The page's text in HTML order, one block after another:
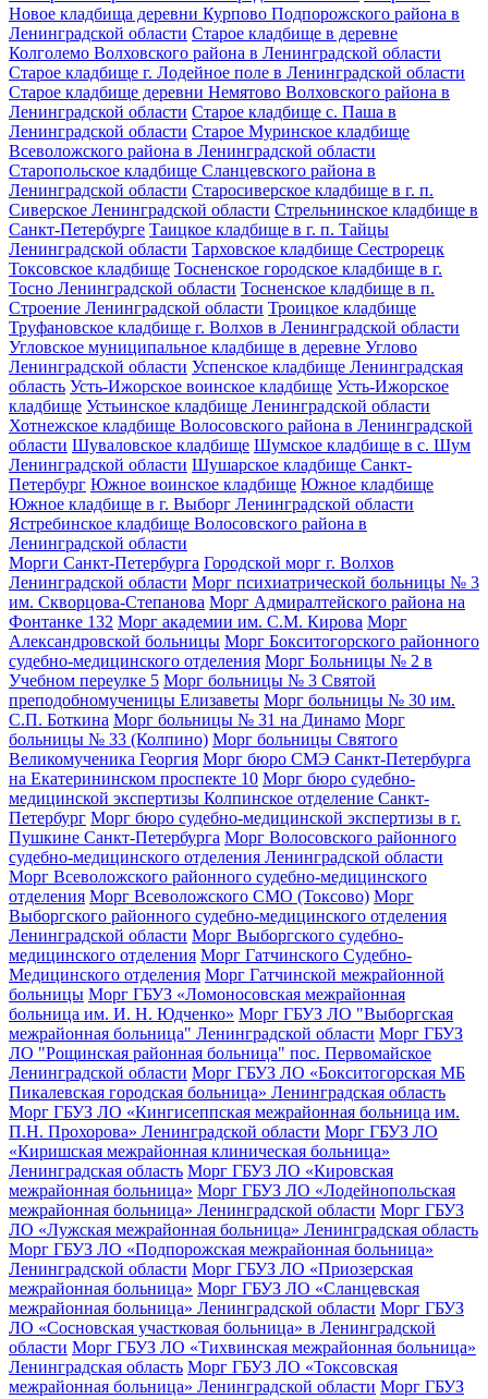
Новое кладбища деревни Курпово Подпорожского района в
Ленинградской области Старое кладбище в деревне
Колголемо Волховского района в Ленинградской области
Старое кладбище г. Лодейное поле в Ленинградской области
Старое кладбище деревни Немятово Волховского района в
Ленинградской области Старое кладбище с. Паша в
Ленинградской области Старое Муринское кладбище
Всеволожского района в Ленинградской области
Старопольское кладбище Сланцевского района в
Ленинградской области Старосиверское кладбище в г. п.
Сиверское Ленинградской области Стрельнинское кладбище в
Санкт-Петербурге Таицкое кладбище в г. п. Тайцы
Ленинградской области Тарховское кладбище Сестрорецк
Токсовское кладбище Тосненское городское кладбище в г.
Тосно Ленинградской области Тосненское кладбище в п.
Строение Ленинградской области Троицкое кладбище
Труфановское кладбище г. Волхов в Ленинградской области
Угловское муниципальное кладбище в деревне Углово
Ленинградской области Успенское кладбище Ленинградская
область Усть-Ижорское воинское кладбище Усть-Ижорское
кладбище Устьинское кладбище Ленинградской области
Хотнежское кладбище Волосовского района в Ленинградской
области Шуваловское кладбище Шумское кладбище в с. Шум
Ленинградской области Шушарское кладбище Санкт-
Петербург Южное воинское кладбище Южное кладбище
Южное кладбище в г. Выборг Ленинградской области
Ястребинское кладбище Волосовского района в
Ленинградской области
Морги Санкт-Петербурга Городской морг г. Волхов
Ленинградской области Морг психиатрической больницы № 3
им. Скворцова-Степанова Морг Адмиралтейского района на
Фонтанке 132 Морг академии им. С.М. Кирова Морг
Александровской больницы Морг Бокситогорского районного
судебно-медицинского отделения Морг Больницы № 2 в
Учебном переулке 5 Морг больницы № 3 Святой
преподобномученицы Елизаветы Морг больницы № 30 им.
С.П. Боткина Морг больницы № 31 на Динамо Морг
больницы № 33 (Колпино) Морг больницы Святого
Великомученика Георгия Морг бюро СМЭ Санкт-Петербурга
на Екатерининском проспекте 10 Морг бюро судебно-
медицинской экспертизы Колпинское отделение Санкт-
Петербург Морг бюро судебно-медицинской экспертизы в г.
Пушкине Санкт-Петербурга Морг Волосовского районного
судебно-медицинского отделения Ленинградской области
Морг Всеволожского районного судебно-медицинского
отделения Морг Всеволожского СМО (Токсово) Морг
Выборгского районного судебно-медицинского отделения
Ленинградской области Морг Выборгского судебно-
медицинского отделения Морг Гатчинского Судебно-
Медицинского отделения Морг Гатчинской межрайонной
больницы Морг ГБУЗ «Ломоносовская межрайонная
больница им. И. Н. Юдченко» Морг ГБУЗ ЛО "Выборгская
межрайонная больница" Ленинградской области Морг ГБУЗ
ЛО "Рощинская районная больница" пос. Первомайское
Ленинградской области Морг ГБУЗ ЛО «Бокситогорская МБ
Пикалевская городская больница» Ленинградская область
Морг ГБУЗ ЛО «Кингисеппская межрайонная больница им.
П.Н. Прохорова» Ленинградской области Морг ГБУЗ ЛО
«Киришская межрайонная клиническая больница»
Ленинградская область Морг ГБУЗ ЛО «Кировская
межрайонная больница» Морг ГБУЗ ЛО «Лодейнопольская
межрайонная больница» Ленинградской области Морг ГБУЗ
ЛО «Лужская межрайонная больница» Ленинградская область
Морг ГБУЗ ЛО «Подпорожская межрайонная больница»
Ленинградской области Морг ГБУЗ ЛО «Приозерская
межрайонная больница» Морг ГБУЗ ЛО «Сланцевская
межрайонная больница» Ленинградской области Морг ГБУЗ
ЛО «Сосновская участковая больница» в Ленинградской
области Морг ГБУЗ ЛО «Тихвинская межрайонная больница»
Ленинградская область Морг ГБУЗ ЛО «Токсовская
межрайонная больница» Ленинградской области Морг ГБУЗ